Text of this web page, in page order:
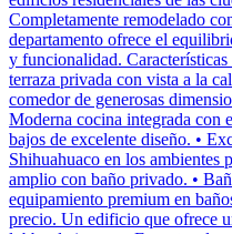
Completamente remodelado
departamento ofrece el
y funcionalidad. Características
terraza privada con vista a la
comedor de generosas
Moderna cocina integrada con
bajos de excelente diseño. •
Shihuahuaco en los
amplio con baño privado. •
equipamiento premium en
precio. Un edificio que ofrece